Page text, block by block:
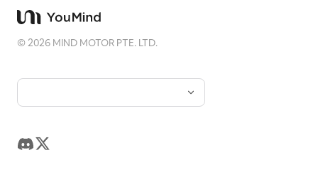
©2026 MIND MOTOR PTE. LTD.